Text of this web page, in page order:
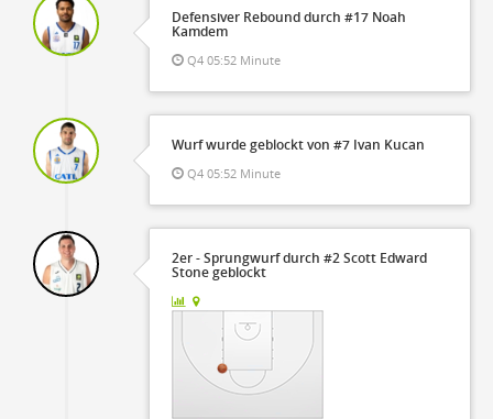
Defensiver Rebound durch #17 Noah
Kamdem
Q4 05:52 Minute
Wurf wurde geblockt von #7 Ivan Kucan
Q4 05:52 Minute
2er - Sprungwurf durch #2 Scott Edward
Stone geblockt